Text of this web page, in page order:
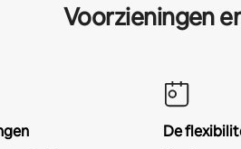
Voorzieningen
De